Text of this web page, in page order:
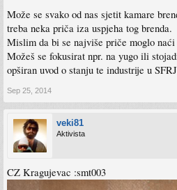
Može se svako od nas sjetit kamare
treba neka priča iza uspjeha tog brenda.
Mislim da bi se najviše priče moglo
Možeš se fokusirat npr. na yugo ili
opširan uvod o stanju te industrije u
Sep 25, 2014
veki81
Aktivista
CZ Kragujevac :smt003